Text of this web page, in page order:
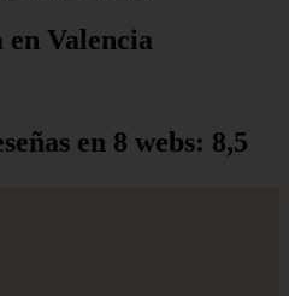
en Valencia
en 8 webs: 8,5